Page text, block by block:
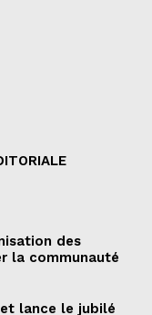
des
la communauté
et lance le jubilé